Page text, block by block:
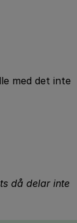
med det inte
då delar inte